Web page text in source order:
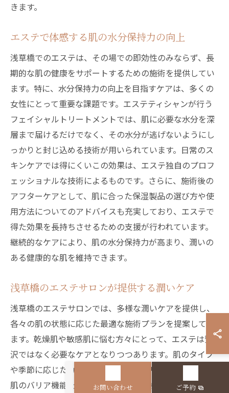
きます。
エステで体感する肌の水分保持力の向上
浅草橋でのエステは、その場での即効性のみならず、長
期的な肌の健康をサポートするための施術を提供してい
ます。特に、水分保持力の向上を目指すケアは、多くの
女性にとって重要な課題です。エステティシャンが行う
フェイシャルトリートメントでは、肌に必要な水分を深
層まで届けるだけでなく、その水分が逃げないようにし
っかりと封じ込める技術が用いられています。日常のス
キンケアでは得にくいこの効果は、エステ独自のプロフ
ェッショナルな技術によるものです。さらに、施術後の
アフターケアとして、肌に合った保湿製品の選び方や使
用方法についてのアドバイスも充実しており、エステで
得た効果を長持ちさせるための支援が行われています。
継続的なケアにより、肌の水分保持力が高まり、潤いの
ある健康的な肌を維持できます。
浅草橋のエステサロンが提供する潤いケア
浅草橋のエステサロンでは、多様な潤いケアを提供し、
各々の肌の状態に応じた最適な施術プランを提案してい
ます。乾燥肌や敏感肌に悩む方々にとって、エステは贅
沢ではなく必要なケアとなりつつあります。肌のタイプ
や季節に応じたカスタマイズされたトリートメントは、
肌のバリア機能を強化し、外的要因から肌を守ると同時
お問い合わせ ご予約